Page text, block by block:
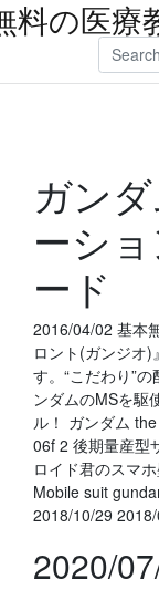
料の医療
ガン
ーシ
ード
2016/04/02 基本
ロント(ガンジオ
す。“こだわり”
ンダムのMSを駆
ル！ ガンダム
06f 2 後期量産型
ロイド君のスマ
Mobile suit
2018/10/29
2020/